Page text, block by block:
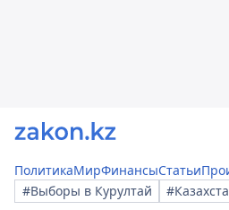
ПолитикаМирФинансыСтатьи
#Выборы в Курултай